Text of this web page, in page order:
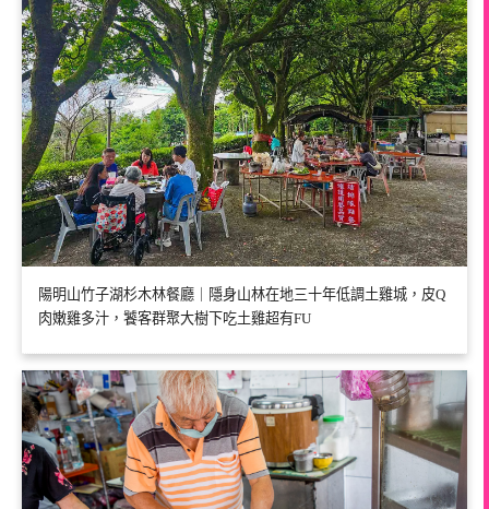
陽明山竹子湖杉木林餐廳｜隱身山林在地三十年低調土雞城，皮Q
肉嫩雞多汁，饕客群聚大樹下吃土雞超有FU